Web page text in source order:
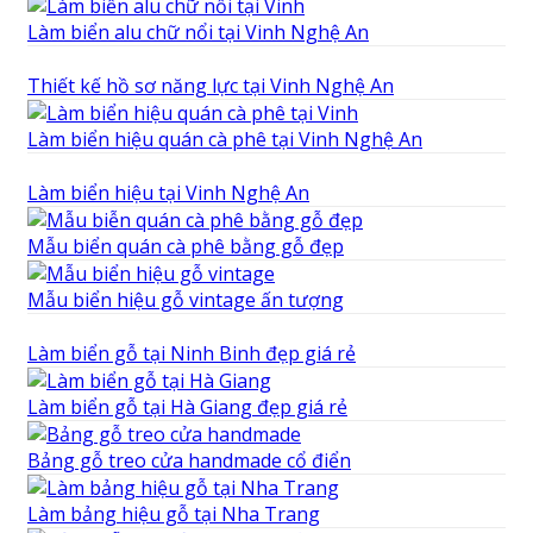
Làm biển alu chữ nổi tại Vinh Nghệ An
Thiết kế hồ sơ năng lực tại Vinh Nghệ An
Làm biển hiệu quán cà phê tại Vinh Nghệ An
Làm biển hiệu tại Vinh Nghệ An
Mẫu biển quán cà phê bằng gỗ đẹp
Mẫu biển hiệu gỗ vintage ấn tượng
Làm biển gỗ tại Ninh Binh đẹp giá rẻ
Làm biển gỗ tại Hà Giang đẹp giá rẻ
Bảng gỗ treo cửa handmade cổ điển
Làm bảng hiệu gỗ tại Nha Trang